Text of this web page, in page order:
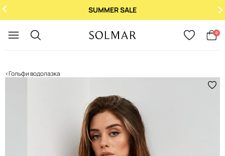
SUMMER SALE
0
Гольфи водолазка